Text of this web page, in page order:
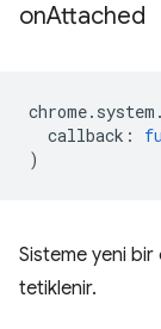
onAttached
chrome. system .
callback :
)
Sisteme yeni bir
tetiklenir.